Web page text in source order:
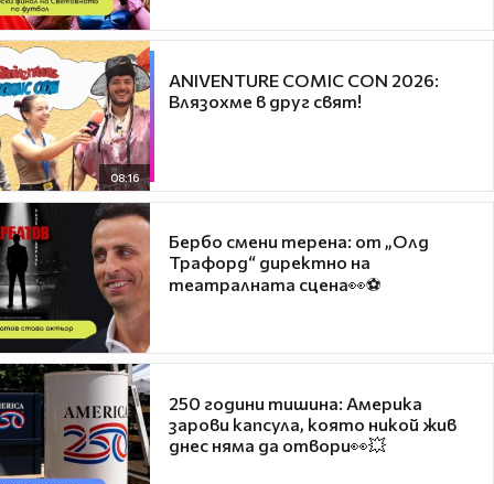
08:16
ANIVENTURE COMIC CON 2026:
Влязохме в друг свят!
Бербо смени терена: от „Олд
Трафорд“ директно на
театралната сцена👀⚽
250 години тишина: Америка
зарови капсула, която никой жив
днес няма да отвори👀💥